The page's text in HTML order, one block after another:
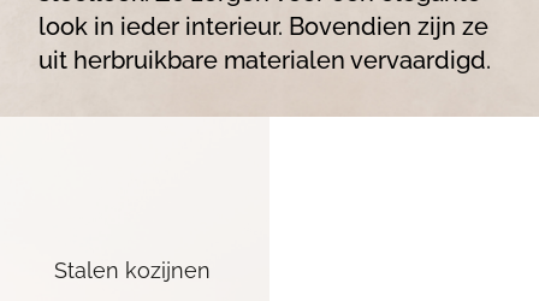
look in ieder interieur. Bovendien zijn ze
uit herbruikbare materialen vervaardigd.
Stalen kozijnen